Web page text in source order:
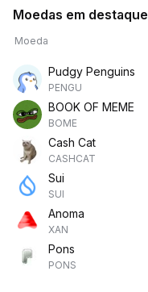
Moedas em destaque
Moeda
Pudgy Penguins
PENGU
BOOK OF MEME
BOME
Cash Cat
CASHCAT
Sui
SUI
Anoma
XAN
Pons
PONS